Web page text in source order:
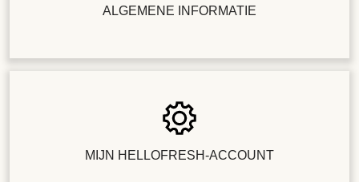
ALGEMENE INFORMATIE
MIJN HELLOFRESH-ACCOUNT